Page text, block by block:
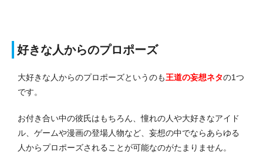
好きな人からのプロポーズ
大好きな人からのプロポーズというのも王道の妄想ネタの1つ
です。
お付き合い中の彼氏はもちろん、憧れの人や大好きなアイド
ル、ゲームや漫画の登場人物など、妄想の中でならあらゆる
人からプロポーズされることが可能なのがたまりません。